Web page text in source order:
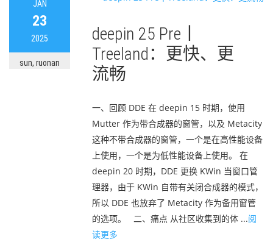
JAN
23
2025
sun, ruonan
deepin 25 Pre丨
Treeland：更快、更
流畅
一、回顾 DDE 在 deepin 15 时期，使用
Mutter 作为带合成器的窗管，以及 Metacity
这种不带合成器的窗管，一个是在高性能设备
上使用，一个是为低性能设备上使用。 在
deepin 20 时期，DDE 更换 KWin 当窗口管
理器，由于 KWin 自带有关闭合成器的模式，
所以 DDE 也放弃了 Metacity 作为备用窗管
的选项。 二、痛点 从社区收集到的体 ...阅
读更多